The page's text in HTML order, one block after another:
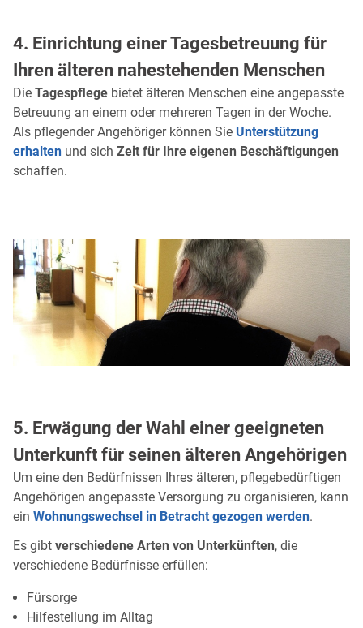
4. Einrichtung einer Tagesbetreuung für
Ihren älteren nahestehenden Menschen
Die Tagespflege bietet älteren Menschen eine angepasste
Betreuung an einem oder mehreren Tagen in der Woche.
Als pflegender Angehöriger können Sie Unterstützung
erhalten und sich Zeit für Ihre eigenen Beschäftigungen
schaffen.
5. Erwägung der Wahl einer geeigneten
Unterkunft für seinen älteren Angehörigen
Um eine den Bedürfnissen Ihres älteren, pflegebedürftigen
Angehörigen angepasste Versorgung zu organisieren, kann
ein Wohnungswechsel in Betracht gezogen werden.
Es gibt verschiedene Arten von Unterkünften, die
verschiedene Bedürfnisse erfüllen:
Fürsorge
Hilfestellung im Alltag